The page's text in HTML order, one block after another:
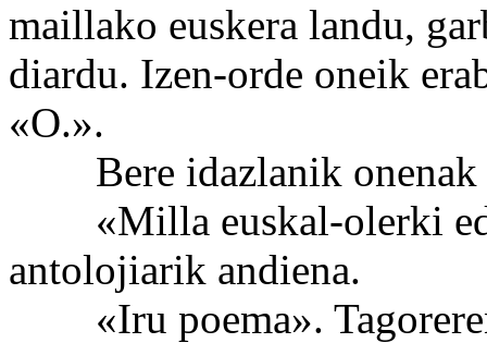
maillako euskera landu,
diardu. Izen-orde oneik
«O.».
Bere idazlanik onenak
«Milla euskal-olerki
antolojiarik andiena.
«Iru poema».